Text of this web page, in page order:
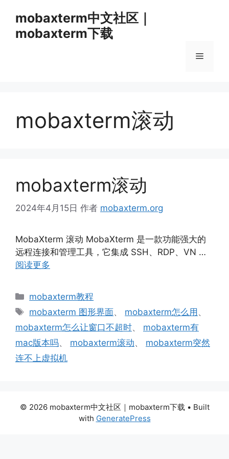
mobaxterm中文社区｜
mobaxterm下载
菜
mobaxterm滚动
mobaxterm滚动
2024年4月15日 作者 mobaxterm.org
MobaXterm 滚动 MobaXterm 是一款功能强大的
远程连接和管理工具，它集成 SSH、RDP、VN …
阅读更多
分
mobaxterm教程
标
签
mobaxterm 图形界面、 mobaxterm怎么用 、
mobaxterm怎么让窗口不超时、 mobaxterm有
mac版本吗、 mobaxterm滚动、 mobaxterm突然
连不上虚拟机
© 2026 mobaxterm中文社区｜mobaxterm下载 • Built
with GeneratePress